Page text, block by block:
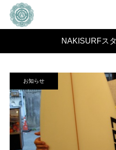
NAKISURFス
お知らせ